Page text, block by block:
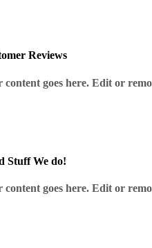
Reviews
content goes here. Edit or
Stuff We do!
content goes here. Edit or
Añadir a